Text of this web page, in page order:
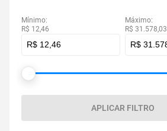
Mínimo:
R$ 12,46
Máximo:
R$ 31.578,03
APLICAR FILTRO